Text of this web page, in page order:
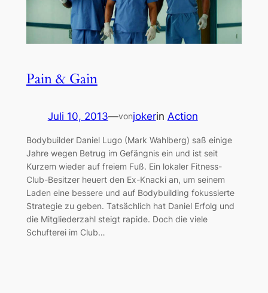
Pain & Gain
Juli 10, 2013—vonjokerin Action
Bodybuilder Daniel Lugo (Mark Wahlberg) saß einige
Jahre wegen Betrug im Gefängnis ein und ist seit
Kurzem wieder auf freiem Fuß. Ein lokaler Fitness-
Club-Besitzer heuert den Ex-Knacki an, um seinem
Laden eine bessere und auf Bodybuilding fokussierte
Strategie zu geben. Tatsächlich hat Daniel Erfolg und
die Mitgliederzahl steigt rapide. Doch die viele
Schufterei im Club…